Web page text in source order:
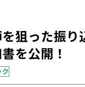
報
狙った振り
を公開！
ク